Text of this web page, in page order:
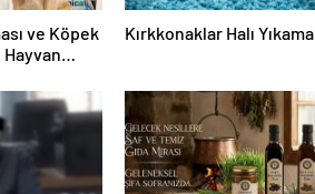
ve Köpek
Hayvan
Kırkkonaklar Halı Yıkama